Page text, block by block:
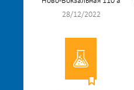
28/12/2022